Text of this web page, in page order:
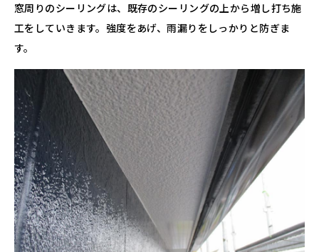
窓周りのシーリングは、既存のシーリングの上から増し打ち施
工をしていきます。強度をあげ、雨漏りをしっかりと防ぎま
す。